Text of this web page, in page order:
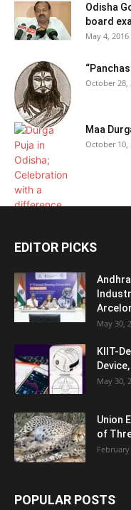
Odisha
board
May 4, 2016
October 28,
Maa
October 10,
EDITOR PICKS
May 30,
KIIT-
May 30,
Union
of
POPULAR POSTS